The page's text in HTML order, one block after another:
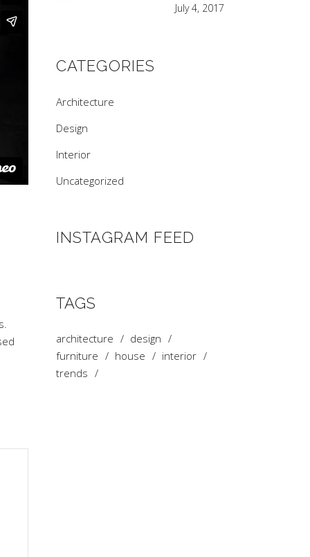
July 4, 2017
CATEGORIES
Architecture
Design
Interior
Uncategorized
INSTAGRAM FEED
TAGS
architecture
design
furniture
house
interior
trends